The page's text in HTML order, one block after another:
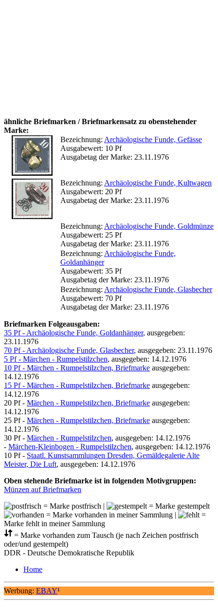
ähnliche Briefmarken / Briefmarkensatz zu obenstehender
Marke:
Bezeichnung: Archäologische Funde, Gefässe
Ausgabewert: 10 Pf
Ausgabetag der Marke: 23.11.1976
Bezeichnung: Archäologische Funde, Kultwagen
Ausgabewert: 20 Pf
Ausgabetag der Marke: 23.11.1976
Bezeichnung: Archäologische Funde, Goldmünze
Ausgabewert: 25 Pf
Ausgabetag der Marke: 23.11.1976
Bezeichnung: Archäologische Funde,
Goldanhänger
Ausgabewert: 35 Pf
Ausgabetag der Marke: 23.11.1976
Bezeichnung: Archäologische Funde, Glasbecher
Ausgabewert: 70 Pf
Ausgabetag der Marke: 23.11.1976
Briefmarken Folgeausgaben:
35 Pf - Archäologische Funde, Goldanhänger, ausgegeben:
23.11.1976
70 Pf - Archäologische Funde, Glasbecher, ausgegeben: 23.11.1976
5 Pf - Märchen - Rumpelstilzchen, ausgegeben: 14.12.1976
10 Pf - Märchen - Rumpelstilzchen, Briefmarke ausgegeben:
14.12.1976
15 Pf - Märchen - Rumpelstilzchen, Briefmarke ausgegeben:
14.12.1976
20 Pf - Märchen - Rumpelstilzchen, Briefmarke ausgegeben:
14.12.1976
25 Pf - Märchen - Rumpelstilzchen, Briefmarke ausgegeben:
14.12.1976
30 Pf - Märchen - Rumpelstilzchen, ausgegeben: 14.12.1976
- Märchen-Kleinbogen - Rumpelstilzchen, ausgegeben: 14.12.1976
10 Pf - Staatl. Kunstsammlungen Dresden, Gemäldegalerie Alte
Meister, Die Luft, ausgegeben: 14.12.1976
Oben stehende Briefmarke ist in folgenden Motivgruppen:
Münzen auf Briefmarken
= Marke postfrisch |
= Marke gestempelt
= Marke vorhanden in meiner Sammlung |
=
Marke fehlt in meiner Sammlung
= Marke vorhanden zum Tausch (je nach Zeichen postfrisch
oder/und gestempelt)
DDR - Deutsche Demokratische Republik
Home
Werbung: EBAY¹